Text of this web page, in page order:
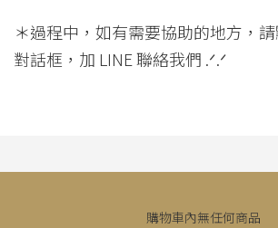
＊過程中，如有需要協助的地方，
對話框，加 LINE 聯絡我們 .ᐟ.ᐟ
購物車內無任何商品